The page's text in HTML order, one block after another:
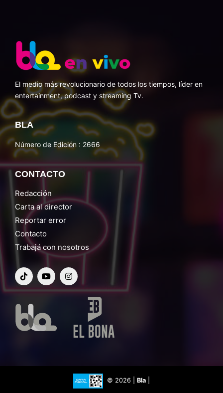
El medio más revolucionario de todos los tiempos, líder en
entertainment, podcast y streaming Tv.
BLA
Número de Edición : 2666
CONTACTO
Redacción
Carta al director
Reportar error
Contacto
Trabajá con nosotros
© 2026 | Bla